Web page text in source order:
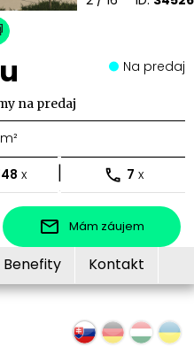
Na predaj
na predaj
m²
x | 7 x
Mám záujem
Benefity Kontakt